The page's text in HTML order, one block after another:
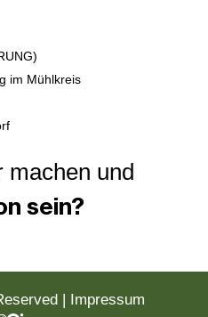
im Mühlkreis
machen und
sein?
Impressum